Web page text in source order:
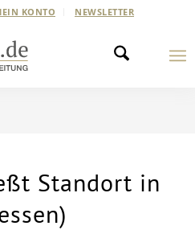
KONTO NEWSLETTER
Standort in